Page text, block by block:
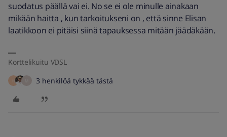
suodatus päällä vai ei. No se ei ole minulle ainakaan
mikään haitta , kun tarkoitukseni on , että sinne Elisan
laatikkoon ei pitäisi siinä tapauksessa mitään jäädäkään.
Korttelikuitu VDSL
H 3 henkilöä tykkää tästä